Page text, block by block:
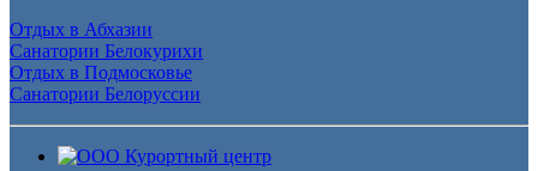
Отдых в Абхазии
Санатории Белокурихи
Отдых в Подмосковье
Санатории Белоруссии